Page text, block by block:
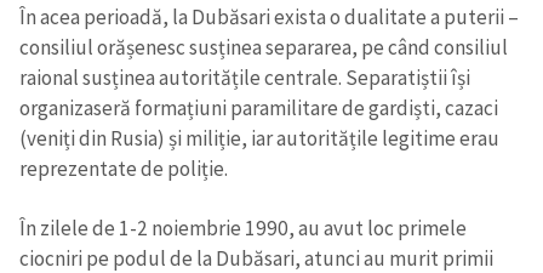
În acea perioadă, la Dubăsari exista o dualitate a puterii –
consiliul orășenesc susținea separarea, pe când consiliul
raional susținea autoritățile centrale. Separatiștii își
organizaseră formațiuni paramilitare de gardiști, cazaci
(veniți din Rusia) și miliție, iar autoritățile legitime erau
reprezentate de poliție.
În zilele de 1-2 noiembrie 1990, au avut loc primele
ciocniri pe podul de la Dubăsari, atunci au murit primii